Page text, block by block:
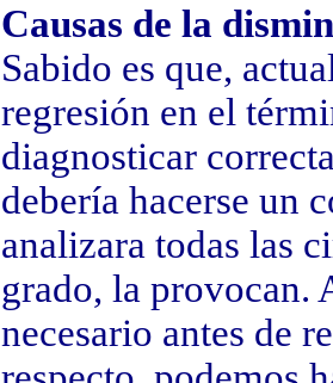
Causas de la
Sabido es que,
regresión en el
diagnosticar
debería hacerse un
analizara todas las
grado, la provocan.
necesario antes de